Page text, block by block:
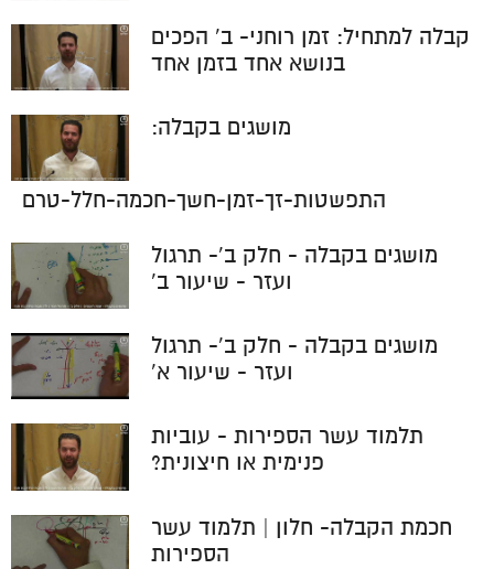
קבלה למתחיל: זמן רוחני- ב' הפכים
בנושא אחד בזמן אחד
מושגים בקבלה:
התפשטות-זך-זמן-חשך-חכמה-חלל-טרם
מושגים בקבלה - חלק ב'- תרגול
ועזר - שיעור ב'
מושגים בקבלה - חלק ב'- תרגול
ועזר - שיעור א'
תלמוד עשר הספירות - עוביות
פנימית או חיצונית?
חכמת הקבלה- חלון | תלמוד עשר
הספירות